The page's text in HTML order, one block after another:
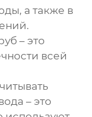
а также в
– это
всей
– это